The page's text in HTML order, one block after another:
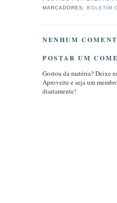
MARCADORES:BOLETIM
NENHUM
POSTAR UM
Gostou da matéria? Deixe
Aproveite e seja um
diariamente!